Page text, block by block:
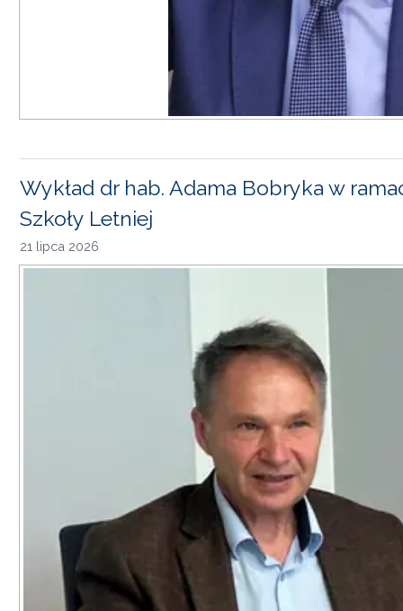
Wykład dr hab. Adama Bobryka w
Szkoły Letniej
21 lipca 2026